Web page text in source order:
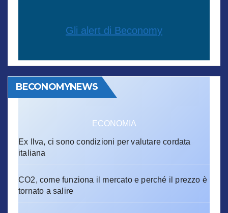
Gli alert di Beconomy
BECONOMYNEWS
ECONOMIA
Ex Ilva, ci sono condizioni per valutare cordata
italiana
CO2, come funziona il mercato e perché il prezzo è
tornato a salire